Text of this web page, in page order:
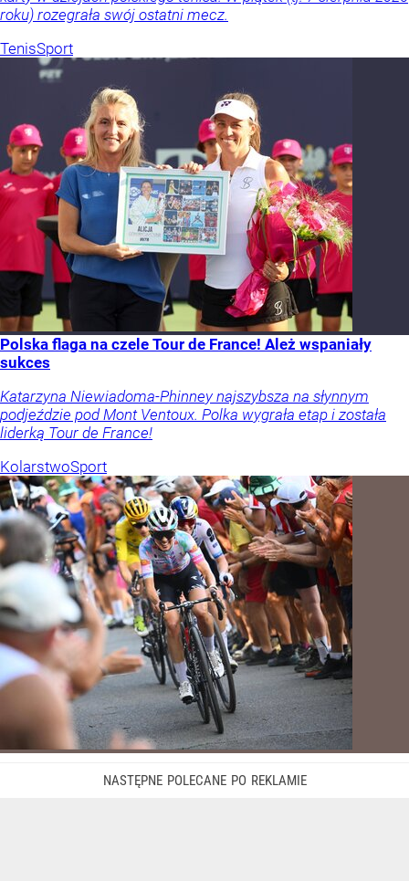
roku) rozegrała swój ostatni mecz.
TenisSport
Polska flaga na czele Tour de France! Ależ wspaniały
sukces
Katarzyna Niewiadoma-Phinney najszybsza na słynnym
podjeździe pod Mont Ventoux. Polka wygrała etap i została
liderką Tour de France!
KolarstwoSport